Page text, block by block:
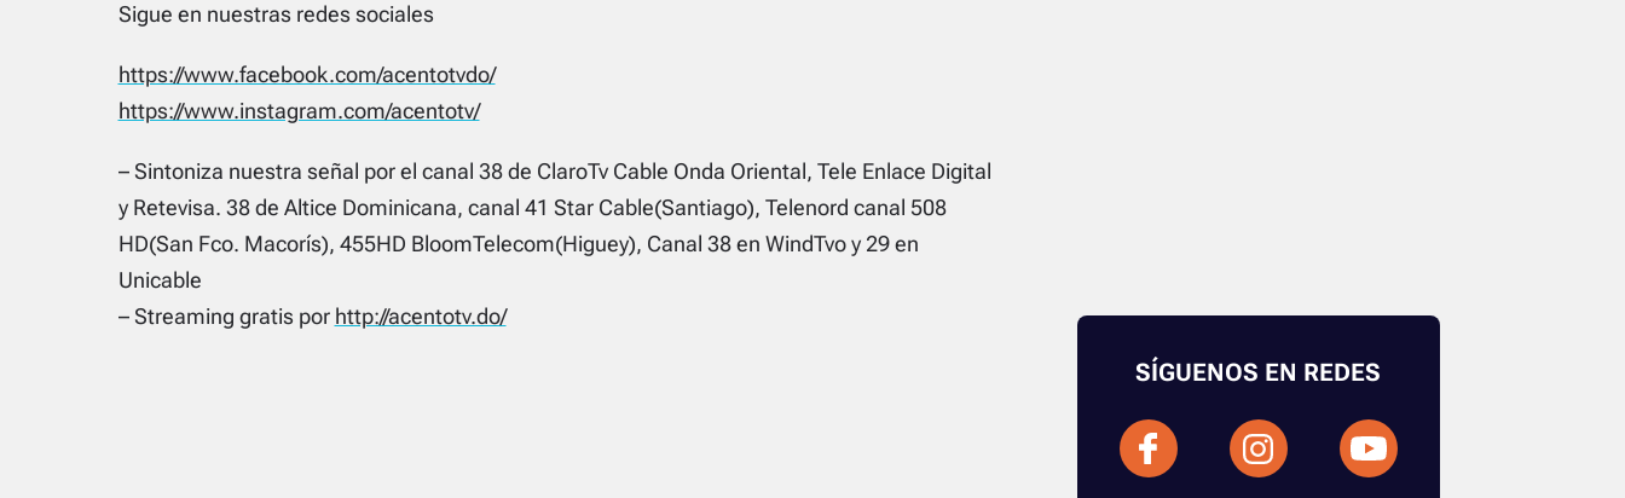
Sigue en nuestras redes sociales
https://www.facebook.com/acentotvdo/
https://www.instagram.com/acentotv/
– Sintoniza nuestra señal por el canal 38 de ClaroTv Cable Onda Oriental, Tele Enlace Digital
y Retevisa. 38 de Altice Dominicana, canal 41 Star Cable(Santiago), Telenord canal 508
HD(San Fco. Macorís), 455HD BloomTelecom(Higuey), Canal 38 en WindTvo y 29 en
Unicable
– Streaming gratis por http://acentotv.do/
SÍGUENOS EN REDES